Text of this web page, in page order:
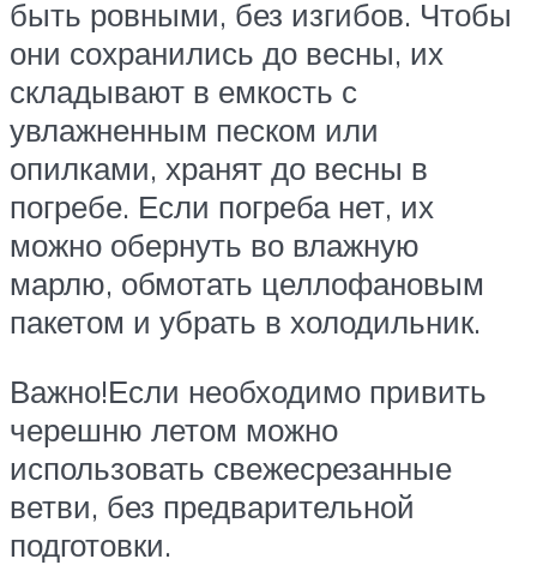
быть ровными, без изгибов. Чтобы
они сохранились до весны, их
складывают в емкость с
увлажненным песком или
опилками, хранят до весны в
погребе. Если погреба нет, их
можно обернуть во влажную
марлю, обмотать целлофановым
пакетом и убрать в холодильник.
Важно!Если необходимо привить
черешню летом можно
использовать свежесрезанные
ветви, без предварительной
подготовки.